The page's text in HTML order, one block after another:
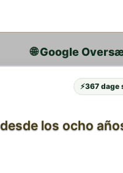
🌐 Google
los ocho
⚡367 dage